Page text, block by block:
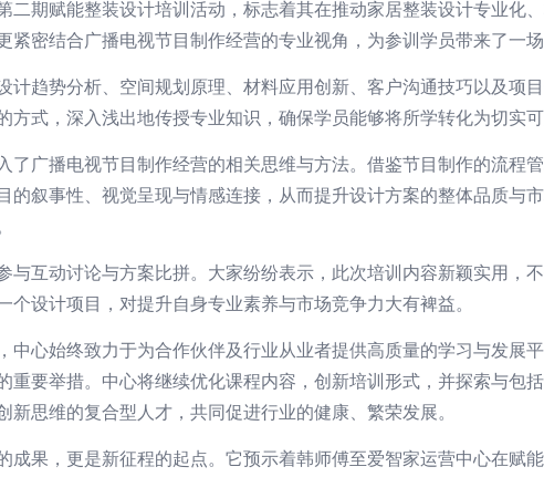
二期赋能整装设计培训活动，标志着其在推动家居整装设计专业化
密结合广播电视节目制作经营的专业视角，为参训学员带来了一场
计趋势分析、空间规划原理、材料应用创新、客户沟通技巧以及项
式，深入浅出地传授专业知识，确保学员能够将所学转化为切实可
了广播电视节目制作经营的相关思维与方法。借鉴节目制作的流程
的叙事性、视觉呈现与情感连接，从而提升设计方案的整体品质与
与互动讨论与方案比拼。大家纷纷表示，此次培训内容新颖实用，
设计项目，对提升自身专业素养与市场竞争力大有裨益。
中心始终致力于为合作伙伴及行业从业者提供高质量的学习与发展
重要举措。中心将继续优化课程内容，创新培训形式，并探索与包
思维的复合型人才，共同促进行业的健康、繁荣发展。
成果，更是新征程的起点。它预示着韩师傅至爱智家运营中心在赋